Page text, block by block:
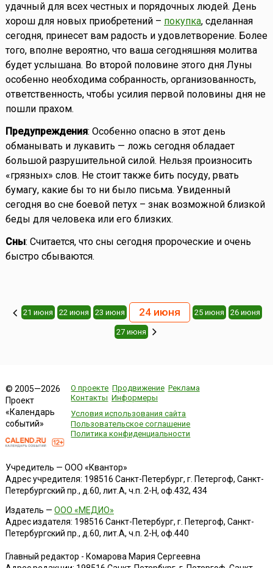
удачный для всех честных и порядочных людей. День
хорош для новых приобретений – покупка, сделанная
сегодня, принесет вам радость и удовлетворение. Более
того, вполне вероятно, что ваша сегодняшняя молитва
будет услышана. Во второй половине этого дня Луны
особенно необходима собранность, организованность,
ответственность, чтобы усилия первой половины дня не
пошли прахом.
Предупреждения: Особенно опасно в этот день
обманывать и лукавить — ложь сегодня обладает
большой разрушительной силой. Нельзя произносить
«грязных» слов. Не стоит также бить посуду, рвать
бумагу, какие бы то ни было письма. Увиденный
сегодня во сне боевой петух – знак возможной близкой
беды для человека или его близких.
Сны: Считается, что сны сегодня пророческие и очень
быстро сбываются.
21 июня 22 июня 23 июня 24 июня 25 июня 26 июня
27 июня
© 2005—2026
Проект
«Календарь
событий»
О проекте Продвижение Реклама
Контакты Информеры
Условия использования сайта
Пользовательское соглашение
Политика конфиденциальности
Учредитель — ООО «Квантор»
Адрес учредителя: 198516 Санкт-Петербург, г. Петергоф, Санкт-
Петербургский пр., д.60, лит.А, ч.п. 2-Н, оф.432, 434
Издатель — ООО «МЕДИО»
Адрес издателя: 198516 Санкт-Петербург, г. Петергоф, Санкт-
Петербургский пр., д.60, лит.А, ч.п. 2-Н, оф.440
Главный редактор - Комарова Мария Сергеевна